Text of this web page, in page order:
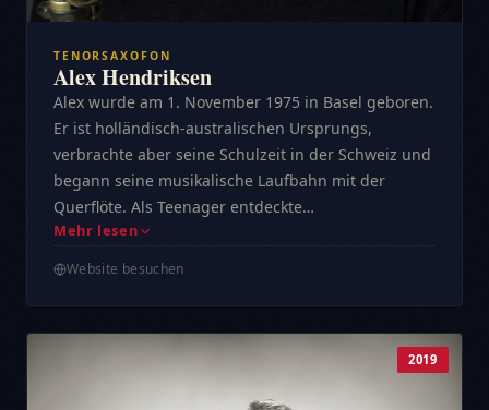
TENORSAXOFON
Alex Hendriksen
Alex wurde am 1. November 1975 in Basel geboren.
Er ist holländisch-australischen Ursprungs,
verbrachte aber seine Schulzeit in der Schweiz und
begann seine musikalische Laufbahn mit der
Querflöte. Als Teenager entdeckte…
Mehr lesen
Website besuchen
2019